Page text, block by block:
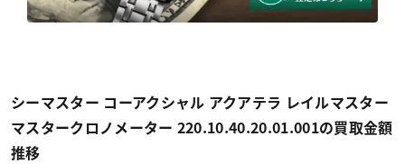
シーマスター コーアクシャル アクアテラ レイルマスター
マスタークロノメーター 220.10.40.20.01.001の買取金額
推移